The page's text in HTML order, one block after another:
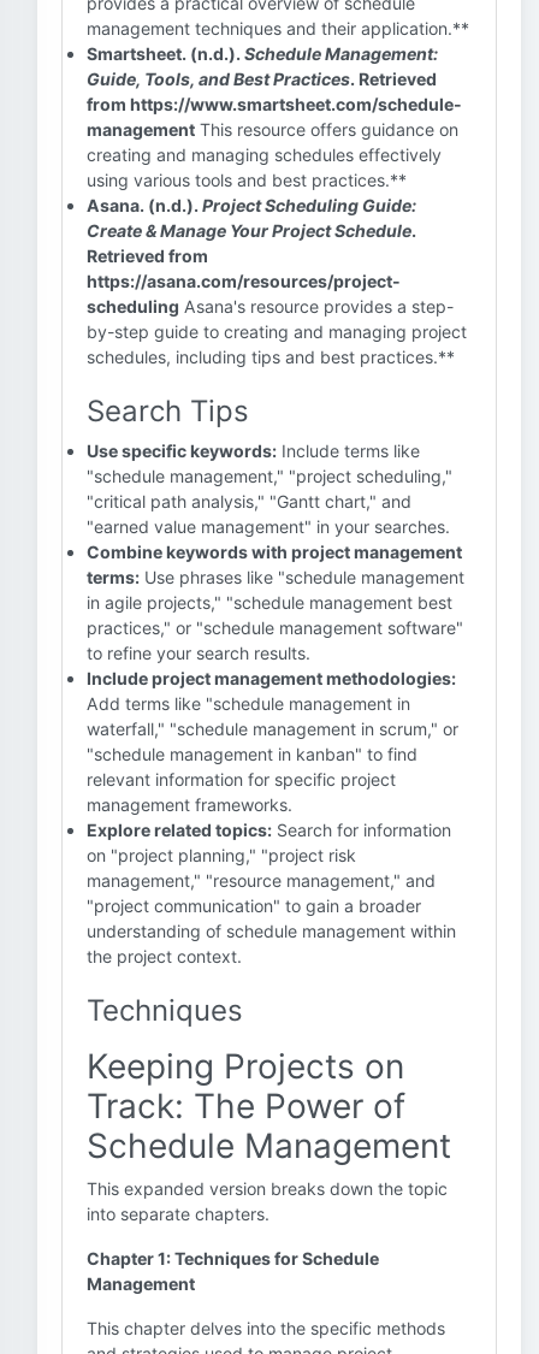
management techniques and their application.**
Smartsheet. (n.d.). Schedule Management:
Guide, Tools, and Best Practices. Retrieved
from https://www.smartsheet.com/schedule-
management This resource offers guidance on
creating and managing schedules effectively
using various tools and best practices.**
Asana. (n.d.). Project Scheduling Guide:
Create & Manage Your Project Schedule.
Retrieved from
https://asana.com/resources/project-
scheduling Asana's resource provides a step-
by-step guide to creating and managing project
schedules, including tips and best practices.**
Search Tips
Use specific keywords: Include terms like
"schedule management," "project scheduling,"
"critical path analysis," "Gantt chart," and
"earned value management" in your searches.
Combine keywords with project management
terms: Use phrases like "schedule management
in agile projects," "schedule management best
practices," or "schedule management software"
to refine your search results.
Include project management methodologies:
Add terms like "schedule management in
waterfall," "schedule management in scrum," or
"schedule management in kanban" to find
relevant information for specific project
management frameworks.
Explore related topics: Search for information
on "project planning," "project risk
management," "resource management," and
"project communication" to gain a broader
understanding of schedule management within
the project context.
Techniques
Keeping Projects on
Track: The Power of
Schedule Management
This expanded version breaks down the topic
into separate chapters.
Chapter 1: Techniques for Schedule
Management
This chapter delves into the specific methods